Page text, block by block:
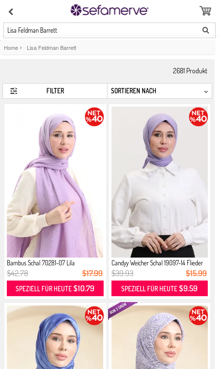
Lisa Feldman Barrett
Home > Lisa Feldman Barrett
2681 Produkt
FILTER
Bambus Schal 70281-07 Lila
$42.78 $17.99
SPEZIELL FÜR HEUTE$10.79
Candyy Weicher Schal 19097-14 Flieder
$39.93 $15.99
SPEZIELL FÜR HEUTE$9.59